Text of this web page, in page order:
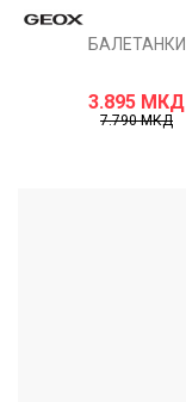
БАЛЕТАНКИ
3.895 МКД
7.790МКД